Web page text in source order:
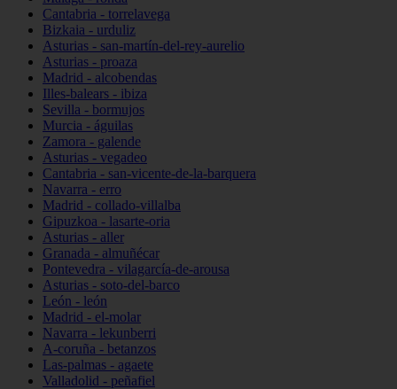
Cantabria - torrelavega
Bizkaia - urduliz
Asturias - san-martín-del-rey-aurelio
Asturias - proaza
Madrid - alcobendas
Illes-balears - ibiza
Sevilla - bormujos
Murcia - águilas
Zamora - galende
Asturias - vegadeo
Cantabria - san-vicente-de-la-barquera
Navarra - erro
Madrid - collado-villalba
Gipuzkoa - lasarte-oria
Asturias - aller
Granada - almuñécar
Pontevedra - vilagarcía-de-arousa
Asturias - soto-del-barco
León - león
Madrid - el-molar
Navarra - lekunberri
A-coruña - betanzos
Las-palmas - agaete
Valladolid - peñafiel